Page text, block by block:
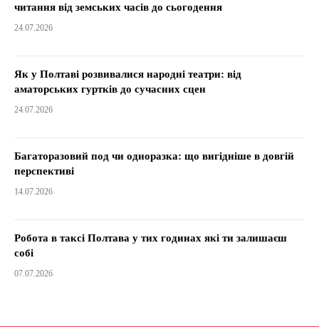
читання від земських часів до сьогодення
24.07.2026
Як у Полтаві розвивалися народні театри: від
аматорських гуртків до сучасних сцен
24.07.2026
Багаторазовий под чи одноразка: що вигідніше в довгій
перспективі
14.07.2026
Робота в таксі Полтава у тих годинах які ти залишаєш
собі
07.07.2026